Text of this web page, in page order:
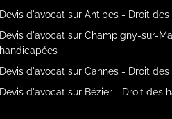
Devis d'avocat sur Antibes - Droit
Devis d'avocat sur Champigny-sur-
handicapées
Devis d'avocat sur Cannes - Droit
Devis d'avocat sur Bézier - Droit des